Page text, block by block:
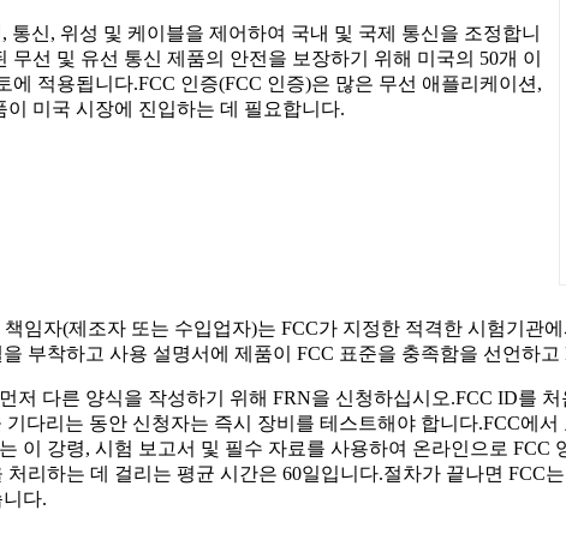
통신, 위성 및 케이블을 제어하여 국내 및 국제 통신을 조정합니
무선 및 유선 통신 제품의 안전을 보장하기 위해 미국의 50개 이
에 적용됩니다.FCC 인증(FCC 인증)은 많은 무선 애플리케이션,
이 미국 시장에 진입하는 데 필요합니다.
책임자(제조자 또는 수입업자)는 FCC가 지정한 적격한 시험기관
부착하고 사용 설명서에 제품이 FCC 표준을 충족함을 선언하
먼저 다른 양식을 작성하기 위해 FRN을 신청하십시오.FCC ID를
기다리는 동안 신청자는 즉시 장비를 테스트해야 합니다.FCC에
이 강령, 시험 보고서 및 필수 자료를 사용하여 온라인으로 FCC
처리하는 데 걸리는 평균 시간은 60일입니다.절차가 끝나면
다.